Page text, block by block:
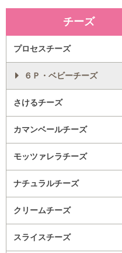
チーズ
プロセスチーズ
６Ｐ・ベビーチーズ
さけるチーズ
カマンベールチーズ
モッツァレラチーズ
ナチュラルチーズ
クリームチーズ
スライスチーズ